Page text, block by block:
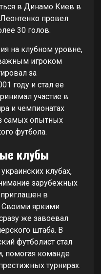
в Динамо Киев в
провел
30 голов.
на клубном уровне,
игроком
за
году и стал ее
участие в
и чемпионатах
самых опытных
футбола.
клубы
клубах,
зарубежных
в
Своими яркими
же завоевал
штаба. В
футболист стал
помогая команде
турнирах.